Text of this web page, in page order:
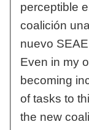
perceptible
coalición
nuevo
Even in my
becoming
of tasks to
the new